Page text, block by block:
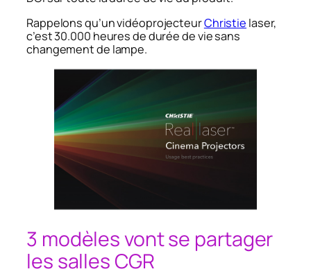
Rappelons qu’un vidéoprojecteurChristie laser,
c’est 30.000 heures de durée de vie sans
changement de lampe.
3 modèles vont se partager
les salles CGR